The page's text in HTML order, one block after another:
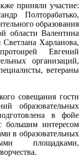
приняли участие:
Полторабатько,
образования
области Валентина
Светлана Харланова,
протоирей Евгений
организаций,
ветераны
совещания гости
образовательных
в фойе
большим интересом
в образовательных
площадками,